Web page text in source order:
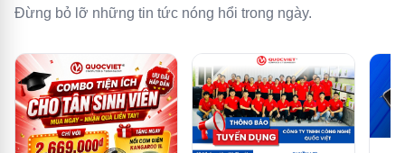
Đừng bỏ lỡ những tin tức nóng hổi trong ngày.